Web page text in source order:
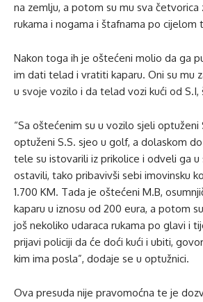
na zemlju, a potom su mu sva četvorica
rukama i nogama i štafnama po cijelom
Nakon toga ih je oštećeni molio da ga
im dati telad i vratiti kaparu. Oni su mu
u svoje vozilo i da telad vozi kući od S.I,
“Sa oštećenim su u vozilo sjeli optuženi
optuženi S.S. sjeo u golf, a dolaskom
tele su istovarili iz prikolice i odveli ga u
ostavili, tako pribavivši sebi imovinsku
1.700 KM. Tada je oštećeni M.B,
kaparu u iznosu od 200 eura, a potom
još nekoliko udaraca rukama po glavi i
prijavi policiji da će doći kući i ubiti,
kim ima posla”, dodaje se u optužnici.
Ova presuda nije pravomoćna te je